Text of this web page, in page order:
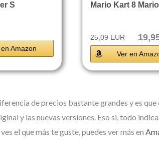
S
Amazon
Mario Kart 8
25,09 EUR
Ver en
de precios bastante grandes y es que
y las nuevas versiones. Eso si, todo
el que más te guste, puedes ver más en